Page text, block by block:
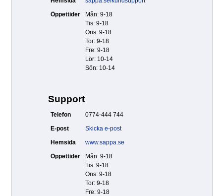
Öppettider
Mån: 9-18
Tis: 9-18
Ons: 9-18
Tor: 9-18
Fre: 9-18
Lör: 10-14
Sön: 10-14
Support
Telefon
0774-444 744
E-post
Skicka e-post
Hemsida
www.sappa.se
Öppettider
Mån: 9-18
Tis: 9-18
Ons: 9-18
Tor: 9-18
Fre: 9-18